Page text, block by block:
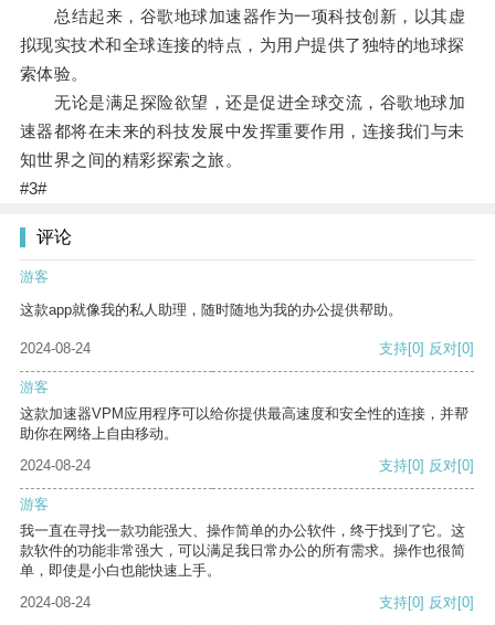
总结起来，谷歌地球加速器作为一项科技创新，以其虚
拟现实技术和全球连接的特点，为用户提供了独特的地球探
索体验。
无论是满足探险欲望，还是促进全球交流，谷歌地球加
速器都将在未来的科技发展中发挥重要作用，连接我们与未
知世界之间的精彩探索之旅。
#3#
评论
游客
这款app就像我的私人助理，随时随地为我的办公提供帮助。
2024-08-24 支持[0] 反对[0]
游客
这款加速器VPM应用程序可以给你提供最高速度和安全性的连接，并帮
助你在网络上自由移动。
2024-08-24
支持[0] 反对[0]
游客
我一直在寻找一款功能强大、操作简单的办公软件，终于找到了它。这
款软件的功能非常强大，可以满足我日常办公的所有需求。操作也很简
单，即使是小白也能快速上手。
2024-08-24
支持[0] 反对[0]